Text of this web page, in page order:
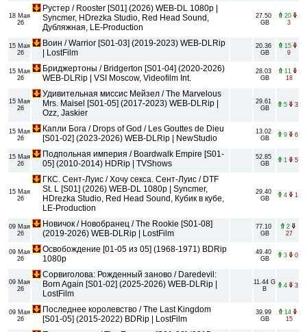
18 Мая
26
Рустер / Rooster [S01] (2026) WEB-DL 1080p |
Syncmer, HDrezka Studio, Red Head Sound,
Дубляжная, LE-Production
27.50
GB
20
3
15 Мая
26
Воин / Warrior [S01-03] (2019-2023) WEB-DLRip
| LostFilm
20.36
GB
15
9
15 Мая
26
Бриджертоны / Bridgerton [S01-04] (2020-2026)
WEB-DLRip | VSI Moscow, Videofilm Int.
28.03
GB
11
18
15 Мая
26
Удивительная миссис Мейзел / The Marvelous
Mrs. Maisel [S01-05] (2017-2023) WEB-DLRip |
Ozz, Jaskier
29.61
GB
5 3
15 Мая
26
Капли Бога / Drops of God / Les Gouttes de Dieu
[S01-02] (2023-2026) WEB-DLRip | NewStudio
13.02
GB
9 6
15 Мая
26
Подпольная империя / Boardwalk Empire [S01-
05] (2010-2014) HDRip | TVShows
52.85
GB
1 5
15 Мая
26
ГКС. Сент-Луис / Хочу секса. Сент-Луис / DTF
St. L [S01] (2026) WEB-DL 1080p | Syncmer,
HDrezka Studio, Red Head Sound, Кубик в кубе,
LE-Production
29.40
GB
4 1
09 Мая
26
Новичок / Новобранец / The Rookie [S01-08]
(2019-2026) WEB-DLRip | LostFilm
77.10
GB
2
27
09 Мая
26
Освобождение [01-05 из 05] (1968-1971) BDRip
1080p
49.40
GB
3 0
09 Мая
26
Сорвиголова: Рожденный заново / Daredevil:
Born Again [S01-02] (2025-2026) WEB-DLRip |
LostFilm
11.44 G
B
4 3
09 Мая
26
Последнее королевство / The Last Kingdom
[S01-05] (2015-2022) BDRip | LostFilm
39.99
GB
14
15